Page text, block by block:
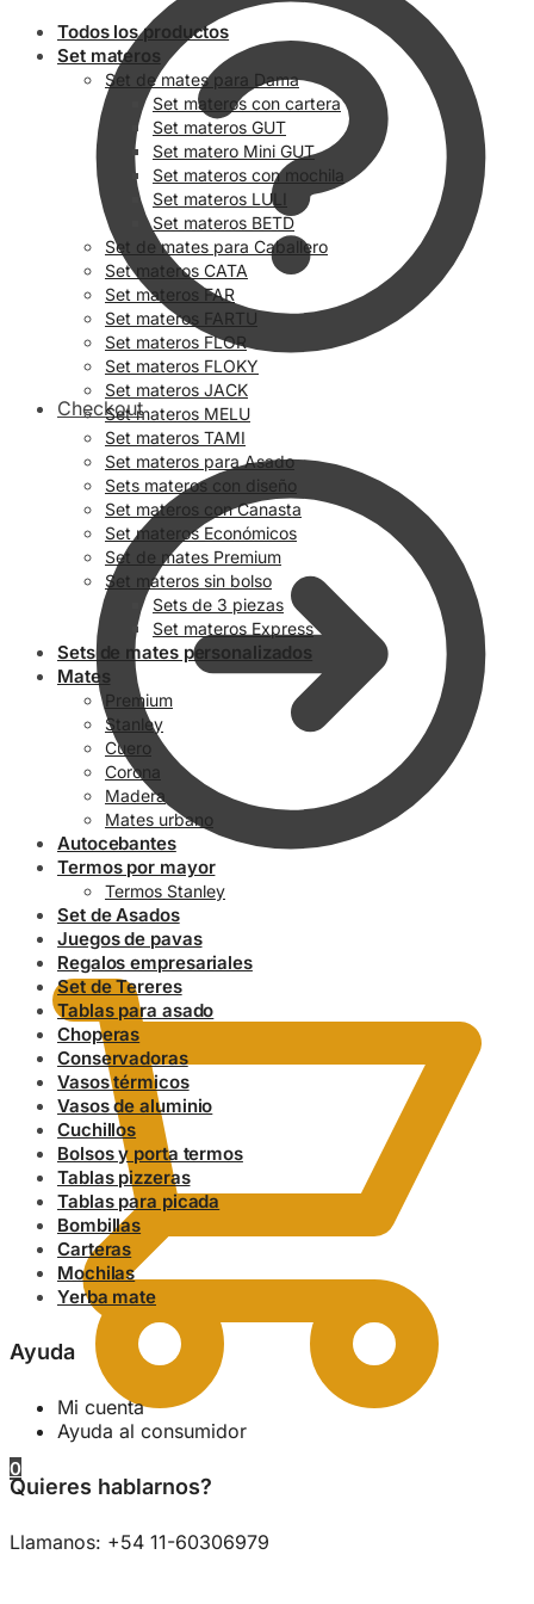
Checkout
0.00 $
0
Todos los productos
Set materos
Set de mates para Dama
Set materos con cartera
Set materos GUT
Set matero Mini GUT
Set materos con mochila
Set materos LULI
Set materos BETD
Set de mates para Caballero
Set materos CATA
Set materos FAR
Set materos FARTU
Set materos FLOR
Set materos FLOKY
Set materos JACK
Set materos MELU
Set materos TAMI
Set materos para Asado
Sets materos con diseño
Set materos con Canasta
Set materos Económicos
Set de mates Premium
Set materos sin bolso
Sets de 3 piezas
Set materos Express
Sets de mates personalizados
Mates
Premium
Stanley
Cuero
Corona
Madera
Mates urbano
Autocebantes
Termos por mayor
Termos Stanley
Set de Asados
Juegos de pavas
Regalos empresariales
Set de Tereres
Tablas para asado
Choperas
Conservadoras
Vasos térmicos
Vasos de aluminio
Cuchillos
Bolsos y porta termos
Tablas pizzeras
Tablas para picada
Bombillas
Carteras
Mochilas
Yerba mate
Ayuda
Mi cuenta
Ayuda al consumidor
Quieres hablarnos?
Llamanos: +54 11-60306979